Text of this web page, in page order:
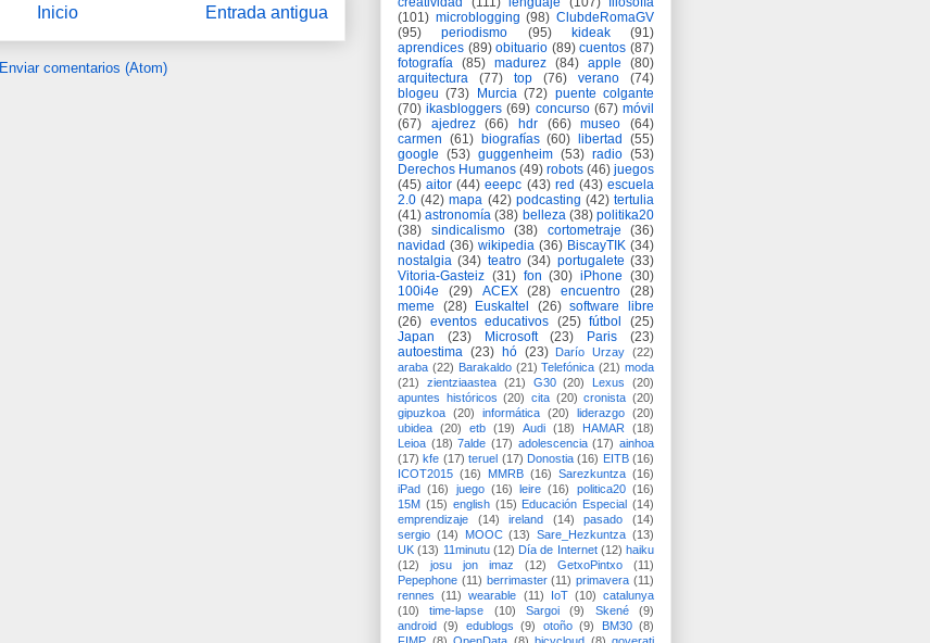
Entrada antigua
Inicio
Enviar comentarios (Atom)
(101) microblogging (98) ClubdeRomaGV
(95)
periodismo (95) kideak
(91)
aprendices (89) obituario (89) cuentos (87)
fotografía (85) madurez (84) apple
(80)
arquitectura
(77) top (76) verano
(74)
blogeu (73) Murcia (72) puente colgante
(70) ikasbloggers (69) concurso (67) móvil
(67)
ajedrez (66) hdr (66) museo
(64)
carmen (61) biografías (60) libertad
(55)
google (53) guggenheim (53) radio (53)
Derechos Humanos (49) robots (46) juegos
(45) aitor (44) eeepc (43) red (43) escuela
2.0 (42) mapa (42) podcasting (42) tertulia
(41) astronomía (38) belleza (38) politika20
(38)
sindicalismo (38) cortometraje
(36)
navidad (36) wikipedia (36) BiscayTIK (34)
nostalgia (34) teatro (34) portugalete (33)
Vitoria-Gasteiz (31) fon (30) iPhone (30)
100i4e
(29) ACEX (28) encuentro
(28)
meme
(28) Euskaltel (26) software libre
(26) eventos educativos (25) fútbol
(25)
Japan
(23) Microsoft (23) Paris
(23)
autoestima (23) hó (23) Darío Urzay (22)
araba (22) Barakaldo (21) Telefónica (21) moda
(21)
zientziaastea (21) G30 (20) Lexus
(20)
apuntes históricos (20) cita (20) cronista (20)
gipuzkoa (20) informática (20) liderazgo (20)
ubidea (20) etb (19) Audi (18) HAMAR
(18)
Leioa (18) 7alde (17) adolescencia (17) ainhoa
(17) kfe (17) teruel (17) Donostia (16) EITB (16)
ICOT2015 (16) MMRB (16) Sarezkuntza (16)
iPad (16) juego (16) leire (16) politica20 (16)
15M (15) english (15) Educación Especial (14)
emprendizaje
(14) ireland (14) pasado
(14)
sergio (14) MOOC (13) Sare_Hezkuntza (13)
UK (13) 11minutu (12) Día de Internet (12) haiku
(12)
josu jon imaz (12) GetxoPintxo
(11)
Pepephone (11) berrimaster (11) primavera (11)
rennes (11) wearable (11) IoT (10) catalunya
(10)
time-lapse (10) Sargoi (9) Skené
(9)
android (9) edublogs (9) otoño (9) BM30 (8)